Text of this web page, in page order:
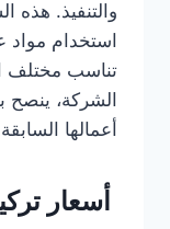
والتنفيذ. هذه
استخدام مواد
تناسب مختلف
الشركة، ينصح
أعمالها
أسعار